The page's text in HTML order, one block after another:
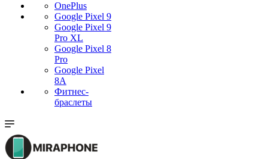
OnePlus
Google Pixel 9
Google Pixel 9
Pro XL
Google Pixel 8
Pro
Google Pixel
8A
Фитнес-
браслеты